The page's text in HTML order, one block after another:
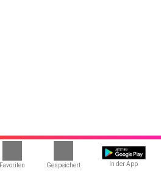
Favoriten Gespeichert In der App